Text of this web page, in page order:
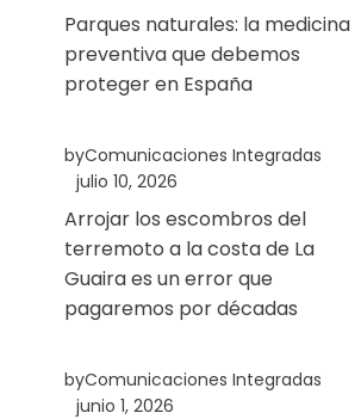
Parques naturales: la medicina
preventiva que debemos
proteger en España
byComunicaciones Integradas
julio 10, 2026
Arrojar los escombros del
terremoto a la costa de La
Guaira es un error que
pagaremos por décadas
byComunicaciones Integradas
junio 1, 2026